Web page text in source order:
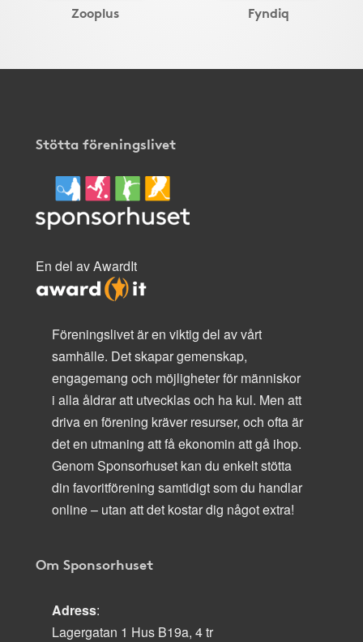
Zooplus Fyndiq
Stötta föreningslivet
En del av AwardIt
Föreningslivet är en viktig del av vårt
samhälle. Det skapar gemenskap,
engagemang och möjligheter för människor
i alla åldrar att utvecklas och ha kul. Men att
driva en förening kräver resurser, och ofta är
det en utmaning att få ekonomin att gå ihop.
Genom Sponsorhuset kan du enkelt stötta
din favoritförening samtidigt som du handlar
online – utan att det kostar dig något extra!
Om Sponsorhuset
Adress:
Lagergatan 1 Hus B19a, 4 tr